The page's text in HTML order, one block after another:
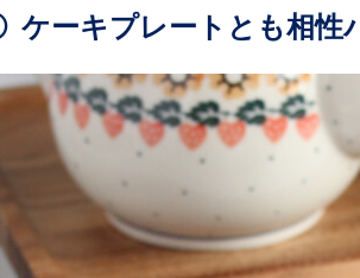
ーキプレートとも相性